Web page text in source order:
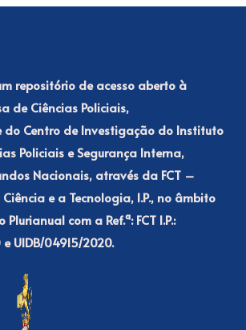
repositório de acesso aberto à
de Ciências Policiais,
do Centro de Investigação do Instituto
Policiais e Segurança Interna,
Nacionais, através da FCT –
e a Tecnologia, I.P., no âmbito
com a Ref.ª: FCT I.P.:
UIDB/04915/2020.